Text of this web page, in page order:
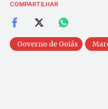
COMPARTILHAR
Governo de Goiás